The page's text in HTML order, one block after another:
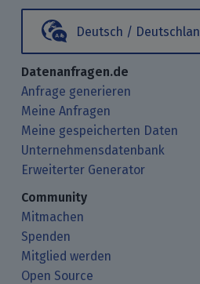
Deutsch /
Datenanfragen.de
Anfrage generieren
Meine Anfragen
Meine gespeicherten Daten
Unternehmensdatenbank
Erweiterter Generator
Community
Mitmachen
Spenden
Mitglied werden
Open Source